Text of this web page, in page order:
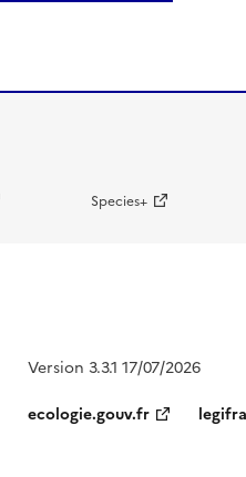
Species+
Version 3.3.1 17/07/2026
ecologie.gouv.fr